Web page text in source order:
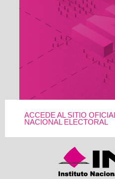
ACCEDE AL SITIO
NACIONAL ELECTORAL